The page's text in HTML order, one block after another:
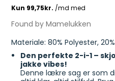
Found by Mamelukken
Materiale: 80% Polyester,
Den perfekte 2-i-1 –
jakke vibes!
Denne lækre sag er som